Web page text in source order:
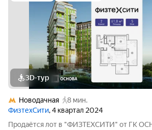
3D-тур
Новодачная
8 мин.
ФизтехСити, 4 квартал 2024
Продаётся лот в "ФИЗТЕХСИТИ" от ГК